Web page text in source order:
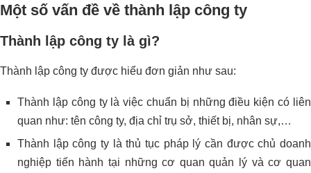
Một số vấn đề về thành lập công ty
Thành lập công ty là gì?
Thành lập công ty được hiểu đơn giản như sau:
Thành lập công ty là việc chuẩn bị những điều kiện có liên
quan như: tên công ty, địa chỉ trụ sở, thiết bị, nhân sự,…
Thành lập công ty là thủ tục pháp lý cần được chủ doanh
nghiệp tiến hành tại những cơ quan quản lý và cơ quan